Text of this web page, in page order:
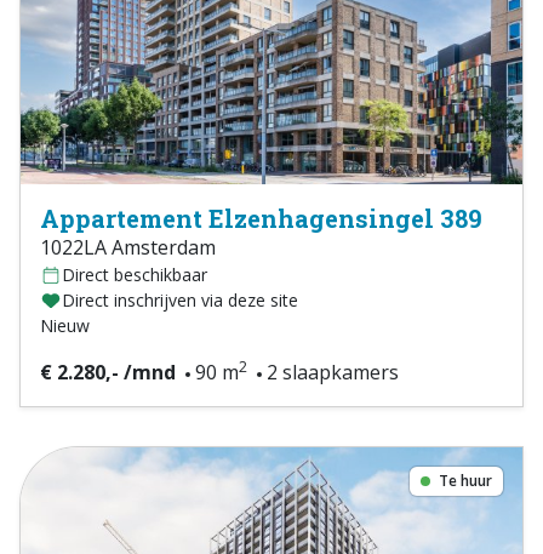
Appartement Elzenhagensingel 389
1022LA Amsterdam
Direct beschikbaar
Direct inschrijven via deze site
Nieuw
€ 2.280,- /mnd 90 m2 2 slaapkamers
Te huur